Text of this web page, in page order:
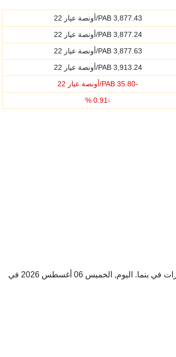
3,877.43 PAB/أونصة عيار 22
3,877.24 PAB/أونصة عيار 22
3,877.63 PAB/أونصة عيار 22
3,913.24 PAB/أونصة عيار 22
-
35.80
-
0.91
%
أونصة عيار 22 وحده لوزن الذهب المستخدم في صناعة المجوهرات في بنما. اليوم, الخميس 06 أغسطس 2026 في